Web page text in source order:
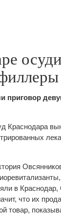
приговор
Краснодара
в
что их
товар,